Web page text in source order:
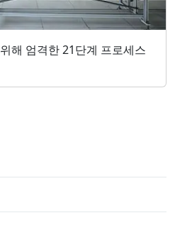
해 엄격한 21단계 프로세스